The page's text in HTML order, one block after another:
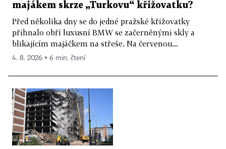
majákem skrze „Turkovu“ křižovatku?
Před několika dny se do jedné pražské křižovatky
přihnalo obří luxusní BMW se začerněnými skly a
blikajícím majáčkem na střeše. Na červenou...
4. 8. 2026 ▪ 6 min. čtení